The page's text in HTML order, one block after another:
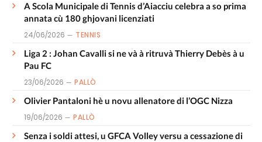
A Scola Municipale di Tennis d’Aiacciu celebra a so prima
annata cù 180 ghjovani licenziati
24/06/2026 TENNIS
Liga 2 : Johan Cavalli si ne và à ritruvà Thierry Debès à u
Pau FC
23/06/2026 PALLÒ
Olivier Pantaloni hè u novu allenatore di l’OGC Nizza
19/06/2026 PALLÒ
Senza i soldi attesi, u GFCA Volley versu a cessazione di